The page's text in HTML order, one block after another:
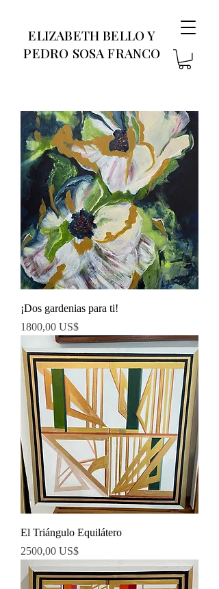
ELIZABETH BELLO Y
PEDRO SOSA FRANCO
¡Dos gardenias para ti!
Precio
1800,00 US$
El Triángulo Equilátero
Precio
2500,00 US$